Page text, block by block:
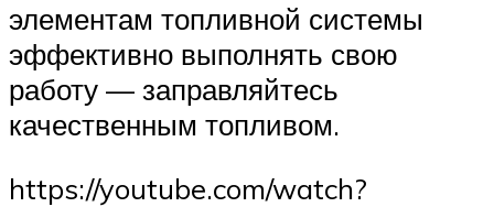
элементам топливной системы
эффективно выполнять свою
работу — заправляйтесь
качественным топливом.
https://youtube.com/watch?